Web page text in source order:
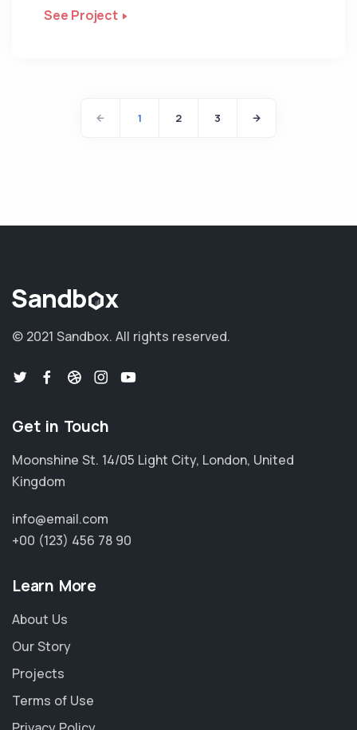
See Project
1 2 3
© 2021 Sandbox. All rights reserved.
Get in Touch
Moonshine St. 14/05 Light City, London, United
Kingdom
info@email.com
+00 (123) 456 78 90
Learn More
About Us
Our Story
Projects
Terms of Use